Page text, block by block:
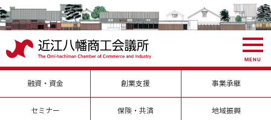
MENU
融資・資金 創業支援 事業承継
セミナー 保険・共済 地域振興